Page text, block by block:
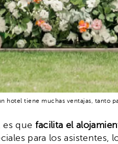
hotel tiene muchas ventajas, tanto
que facilita el
para los asistentes,